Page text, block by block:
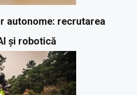
autonome: recrutarea
și robotică